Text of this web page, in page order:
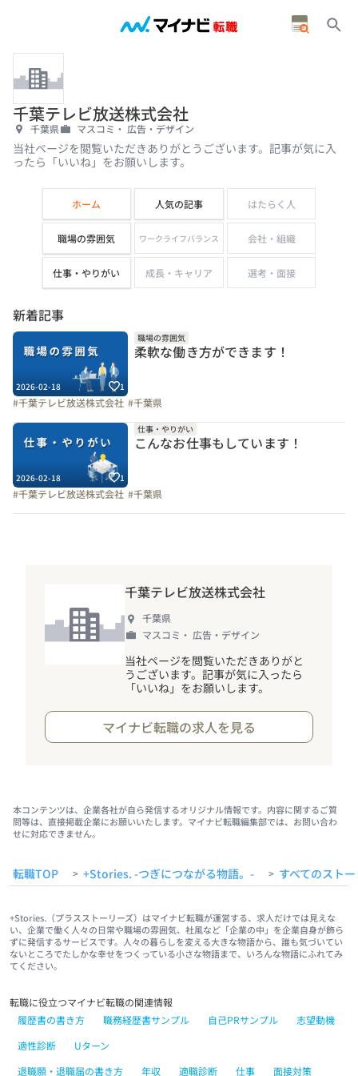
千葉テレビ放送株式会社
千葉県 マスコミ・ 広告・デザイン
当社ページを閲覧いただきありがとうございます。記事が気に入
ったら「いいね」をお願いします。
ホーム 人気の記事 はたらく人
職場の雰囲気 ワークライフバランス 会社・組織
仕事・やりがい 成長・キャリア 選考・面接
新着記事
2026-02-18 1
職場の雰囲気
柔軟な働き方ができます！
#千葉テレビ放送株式会社 #千葉県
2026-02-18 1
仕事・やりがい
こんなお仕事もしています！
#千葉テレビ放送株式会社 #千葉県
千葉テレビ放送株式会社
千葉県
マスコミ・ 広告・デザイン
当社ページを閲覧いただきありがと
うございます。記事が気に入ったら
「いいね」をお願いします。
マイナビ転職の求人を見る
本コンテンツは、企業各社が自ら発信するオリジナル情報です。内容に関するご質
問等は、直接掲載企業にお願いいたします。マイナビ転職編集部では、お問い合わ
せに対応できません。
転職TOP > +Stories. -つぎにつながる物語。- > すべてのスト
+Stories.（プラスストーリーズ）はマイナビ転職が運営する、求人だけでは見えな
い、企業で働く人々の日常や職場の雰囲気、社風など「企業の中」を企業自身が飾ら
ずに発信するサービスです。人々の暮らしを変える大きな物語から、誰も気づいてい
ないところでたしかな幸せをつくっている小さな物語まで、いろんな物語にふれてみ
てください。
転職に役立つマイナビ転職の関連情報
履歴書の書き方
職務経歴書サンプル 自己PRサンプル
志望動機
適性診断
Uターン
退職願・退職届の書き方
年収 適職診断 仕事 面接対策